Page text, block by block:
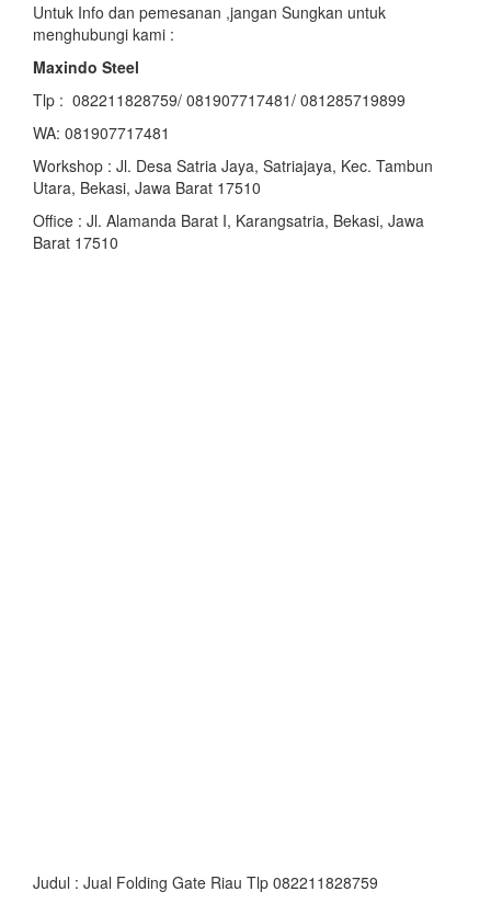
Untuk Info dan pemesanan ,jangan Sungkan untuk
menghubungi kami :
Maxindo Steel
Tlp : 082211828759/ 081907717481/ 081285719899
WA: 081907717481
Workshop : Jl. Desa Satria Jaya, Satriajaya, Kec. Tambun
Utara, Bekasi, Jawa Barat 17510
Office : Jl. Alamanda Barat I, Karangsatria, Bekasi, Jawa
Barat 17510
Judul : Jual Folding Gate Riau Tlp 082211828759